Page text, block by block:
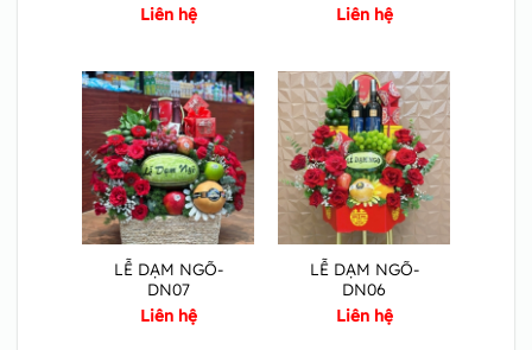
Liên hệ
Liên hệ
LỄ DẠM NGÕ-
DN07
Liên hệ
LỄ DẠM NGÕ-
DN06
Liên hệ